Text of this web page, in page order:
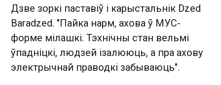
Дзве зоркі паставіў і карыстальнік Dzed
Baradzed. "Пайка нарм, ахова ў МУС-
форме мілашкі. Тэхнічны стан вельмі
ўпадніцкі, людзей ізалююць, а пра ахову
электрычнай праводкі забываюць".